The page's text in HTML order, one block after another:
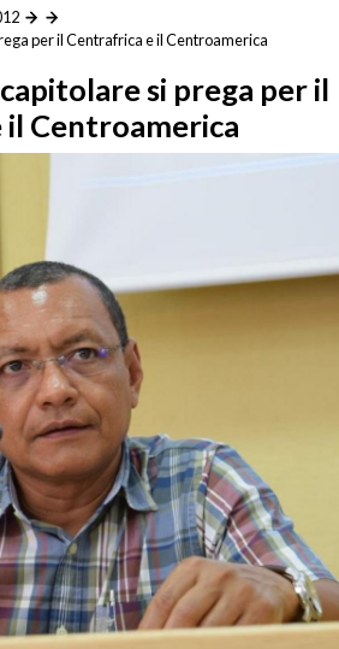
per il Centrafrica e il Centroamerica
si prega per il
Centroamerica